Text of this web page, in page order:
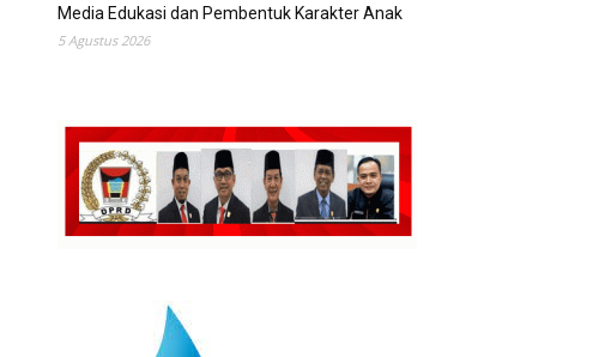
Media Edukasi dan Pembentuk Karakter Anak
5 Agustus 2026